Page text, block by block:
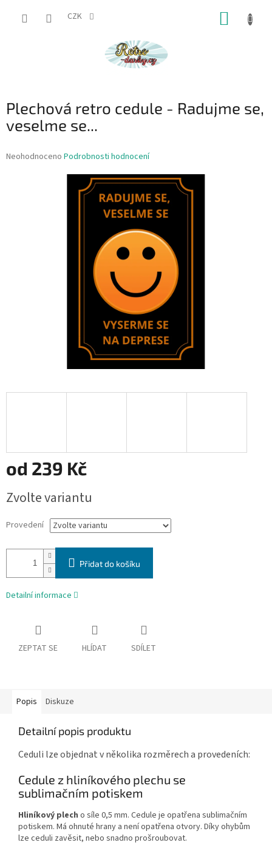
CZK
Plechová retro cedule - Radujme se,
veselme se...
Průměrné
Neohodnoceno Podrobnosti hodnocení
od 239 Kč
cena:
Zvolte variantu
Provedení
Přidat do košíku
Detailní informace
ZEPTAT SE HLÍDAT SDÍLET
Popis Diskuze
Detailní popis produktu
Ceduli lze objednat v několika rozměrech a provedeních:
Cedule z hliníkového plechu se
sublimačním potiskem
Hliníkový plech o síle 0,5 mm. Cedule je opatřena sublimačním
potiskem. Má ohnuté hrany a není opatřena otvory. Díky ohybům
lze ceduli zavěsit, nebo snadno prošroubovat.